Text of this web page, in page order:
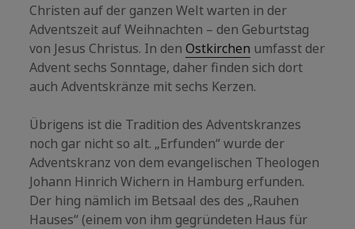
Christen auf der ganzen Welt warten in der
Adventszeit auf Weihnachten – den Geburtstag
von Jesus Christus. In denOstkirchen umfasst der
Advent sechs Sonntage, daher finden sich dort
auch Adventskränze mit sechs Kerzen.
Übrigens ist die Tradition des Adventskranzes
noch gar nicht so alt. „Erfunden“ wurde der
Adventskranz von dem evangelischen Theologen
Johann Hinrich Wichern in Hamburg erfunden.
Der hing nämlich im Betsaal des des „Rauhen
Hauses“ (einem von ihm gegründeten Haus für